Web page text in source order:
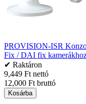
PROVISION-ISR
Fix / DAI fix
✔ Raktáron
9,449 Ft nettó
12,000 Ft bruttó
Kosárba